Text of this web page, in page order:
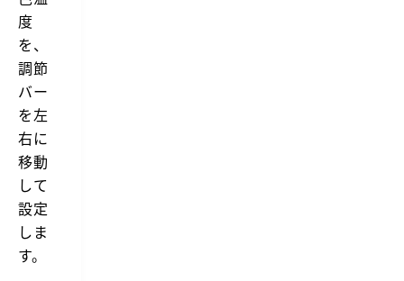
度
を、
調節
バー
を左
右に
移動
して
設定
しま
す。